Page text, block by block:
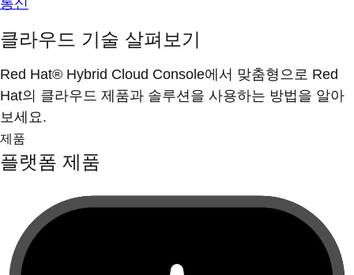
통신
클라우드 기술 살펴보기
Red Hat® Hybrid Cloud Console에서 맞춤형으로 Red
Hat의 클라우드 제품과 솔루션을 사용하는 방법을 알아
보세요.
제품
플랫폼 제품